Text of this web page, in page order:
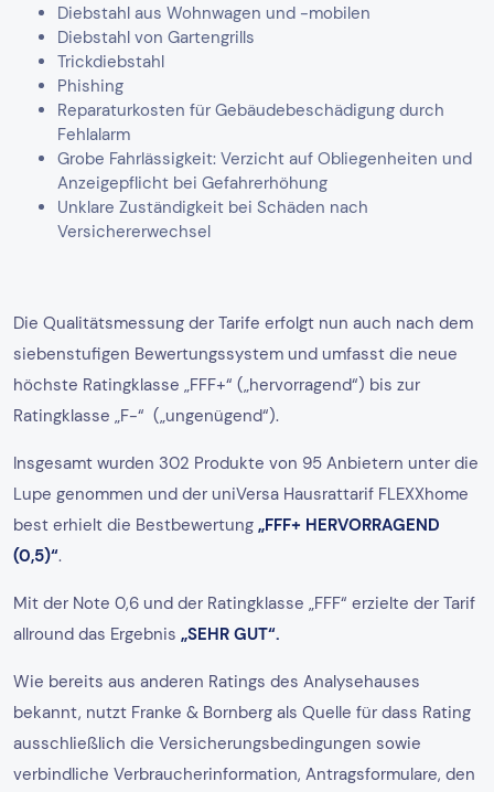
Diebstahl aus Wohnwagen und -mobilen
Diebstahl von Gartengrills
Trickdiebstahl
Phishing
Reparaturkosten für Gebäudebeschädigung durch
Fehlalarm
Grobe Fahrlässigkeit: Verzicht auf Obliegenheiten und
Anzeigepflicht bei Gefahrerhöhung
Unklare Zuständigkeit bei Schäden nach
Versichererwechsel
Die Qualitätsmessung der Tarife erfolgt nun auch nach dem
siebenstufigen Bewertungssystem und umfasst die neue
höchste Ratingklasse „FFF+“ („hervorragend“) bis zur
Ratingklasse „F-“ („ungenügend“).
Insgesamt wurden 302 Produkte von 95 Anbietern unter die
Lupe genommen und der uniVersa Hausrattarif FLEXXhome
best erhielt die Bestbewertung „FFF+ HERVORRAGEND
(0,5)“.
Mit der Note 0,6 und der Ratingklasse „FFF“ erzielte der Tarif
allround das Ergebnis „SEHR GUT“.
Wie bereits aus anderen Ratings des Analysehauses
bekannt, nutzt Franke & Bornberg als Quelle für dass Rating
ausschließlich die Versicherungsbedingungen sowie
verbindliche Verbraucherinformation, Antragsformulare, den